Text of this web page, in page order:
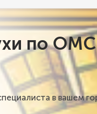
по
в вашем